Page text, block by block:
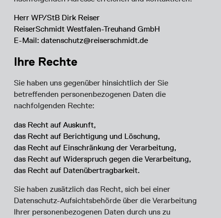
Herr WP/StB Dirk Reiser
ReiserSchmidt Westfalen-Treuhand GmbH
E-Mail: datenschutz@reiserschmidt.de
Ihre Rechte
Sie haben uns gegenüber hinsichtlich der Sie
betreffenden personenbezogenen Daten die
nachfolgenden Rechte:
das Recht auf Auskunft,
das Recht auf Berichtigung und Löschung,
das Recht auf Einschränkung der Verarbeitung,
das Recht auf Widerspruch gegen die Verarbeitung,
das Recht auf Datenübertragbarkeit.
Sie haben zusätzlich das Recht, sich bei einer
Datenschutz-Aufsichtsbehörde über die Verarbeitung
Ihrer personenbezogenen Daten durch uns zu